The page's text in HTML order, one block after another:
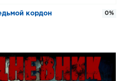
кордон 0%